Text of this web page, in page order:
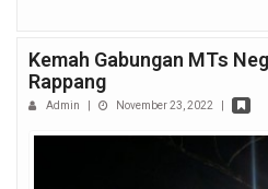
Kemah Gabungan MTs
Rappang
Admin November 23, 2022